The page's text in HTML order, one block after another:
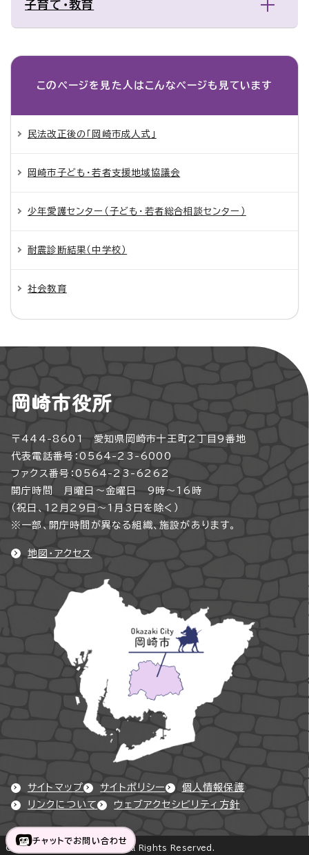
子育て・教育
このページを見た人は こんなページも見ています
民法改正後の「岡崎市成人式」
岡崎市子ども・若者支援地域協議会
少年愛護センター（子ども・若者総合相談センター）
耐震診断結果（中学校）
社会教育
岡崎市役所
〒444-8601 愛知県岡崎市十王町2丁目9番地
代表電話番号：0564-23-6000
ファクス番号：0564-23-6262
開庁時間 月曜日～金曜日 9時～16時
（祝日、12月29日～1月3日を除く）
※一部、開庁時間が異なる組織、施設があります。
地図・アクセス
サイトマップ サイトポリシー
個人情報保護
リンクについて
ウェブアクセシビリティ方針
Copyright © Okazaki City All Rights Reserved.
チャットでお問い合わせ